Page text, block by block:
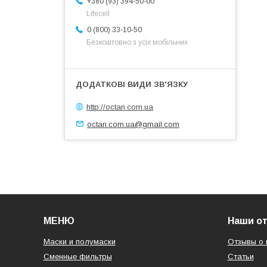
Lifecell
0 (800) 33-10-50
Безкоштовно з усіх мобільних
http://octan.com.ua
octan.com.ua@gmail.com
МЕНЮ
Маски и полумаски
Сменные фильтры
Наши
Отзывы о
Статьи